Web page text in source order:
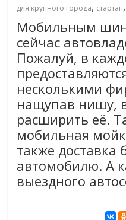
для крупного города, стартап
Мобильным
сейчас
Пожалуй, в
несколькими
нащупав нишу,
расширить её.
мобильная
также доставка
автомобилю. А
выездного